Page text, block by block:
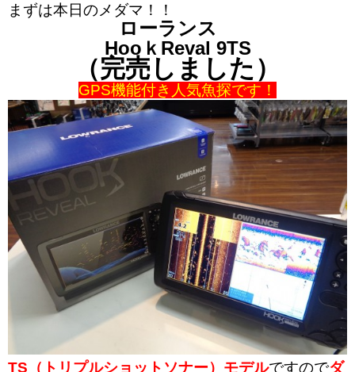
まずは本日のメダマ！！
ローランス
HooｋReval 9TS
（完売しました）
GPS機能付き人気魚探です！
TS（トリプルショットソナー）モデルですのでダ